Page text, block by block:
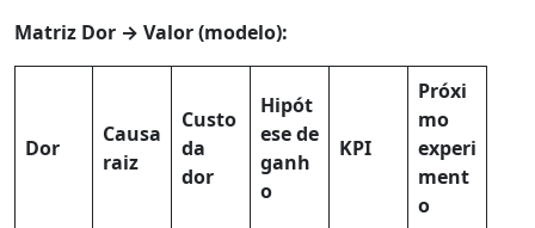
Matriz Dor → Valor (modelo):
Dor
Causa
raiz
Custo
da
dor
Hipót
ese de
ganh
o
KPI
Próxi
mo
experi
ment
o